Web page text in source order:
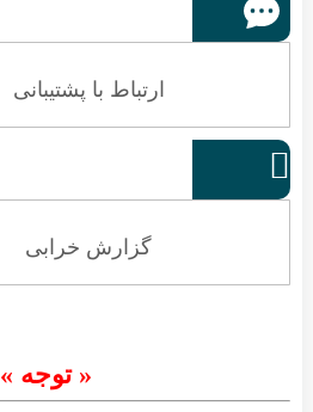
ارتباط با پشتیبانی

گزارش خرابی
« توجه »